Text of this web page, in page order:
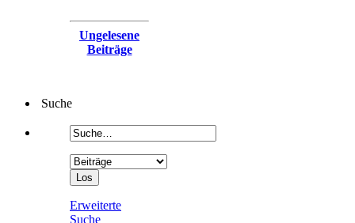
Ungelesene
Beiträge
Suche
Erweiterte
Suche